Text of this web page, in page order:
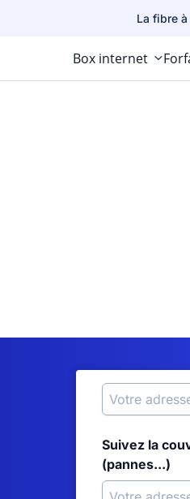
La fibre
Box internet
Suivez la
(pannes...)